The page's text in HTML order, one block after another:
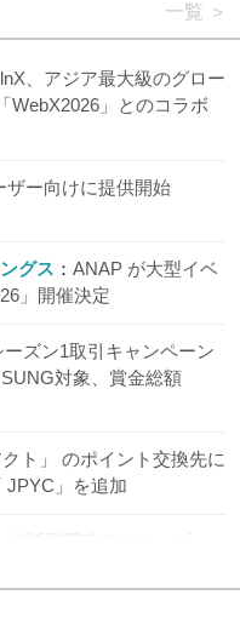
一覧
、アジア最大級のグロー
WebX2026」とのコラボ
ザー向けに提供開始
グス
ANAP が大型イベ
」開催決定
ズン1取引キャンペーン
対象、賞金総額
クト」 のポイント交換先に
JPYC」を追加
信託型円建てステーブル